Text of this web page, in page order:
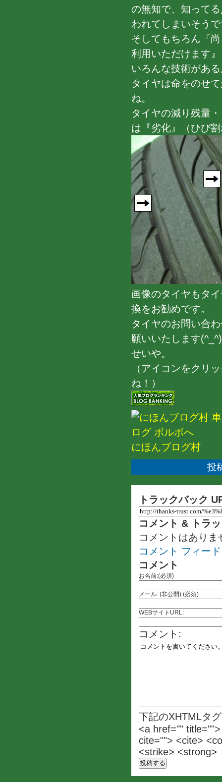
の無知で、知って
われてしまいそう
そしてもちろん『
利用いただけます
いろんな技術があ
タイヤは命をのせ
ね。
タイヤの減り残量
は『劣化』（ひび
画像のタイヤもタ
換をお勧めです。
タイヤのお問い合
願いいたします(^_^)
せいや。
（アイコンをクリ
ね！）
にほんブログ村
投
トラックバック
コメント & トラ
コメントはありま
コメント フィード
コメント
お名前:(必須)
メール: (非公開) (必須)
WEBサイトURL:
コメント:
下記のXHTMLタ
<a href=""
cite=""> <cite>
<strike> <strong>